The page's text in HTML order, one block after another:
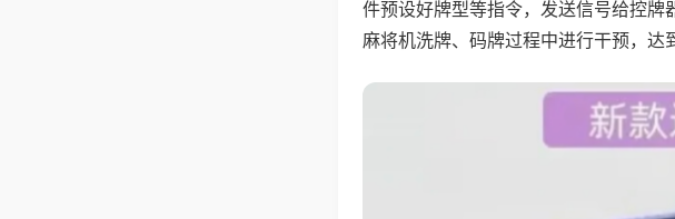
件预设好牌型等指令，发送信号给控
麻将机洗牌、码牌过程中进行干预，达